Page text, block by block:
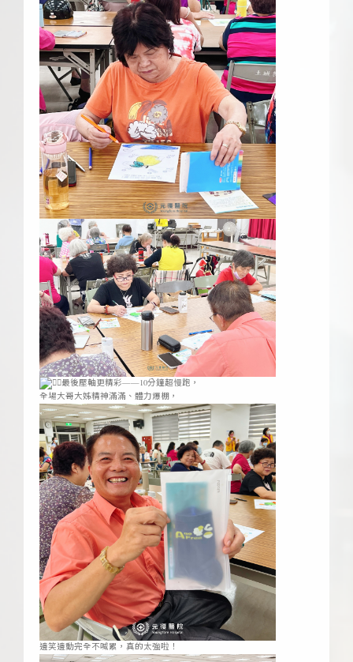
最後壓軸更精彩——10分鐘超慢跑，
全場大哥大姊精神滿滿、體力爆棚，
邊笑邊動完全不喊累，真的太強啦！